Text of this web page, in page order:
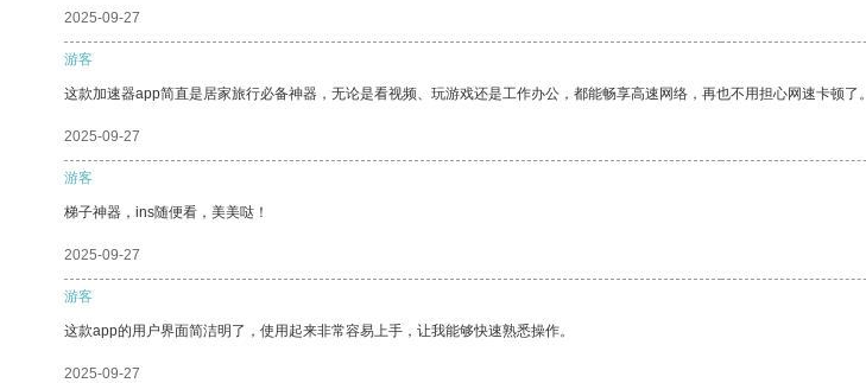
2025-09-27
游客
这款加速器app简直是居家旅行必备神器，无论是看视频、玩游戏还是工作办公，都能畅享高速网络，再也不用担心网速卡顿了。
2025-09-27
游客
梯子神器，ins随便看，美美哒！
2025-09-27
游客
这款app的用户界面简洁明了，使用起来非常容易上手，让我能够快速熟悉操作。
2025-09-27